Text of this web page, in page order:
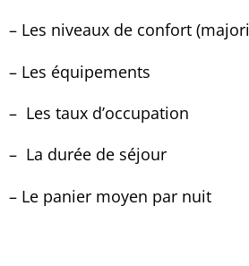
– Les niveaux de confort
– Les équipements
– Les taux d’occupation
– La durée de séjour
– Le panier moyen par nuit